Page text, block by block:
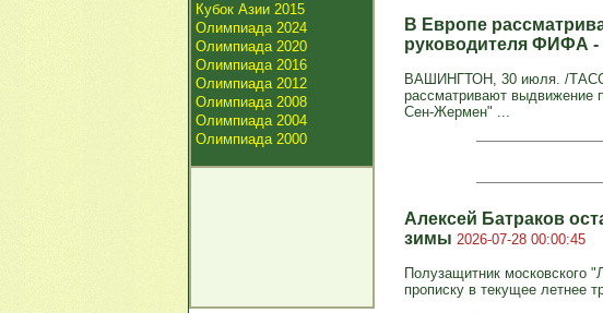
Кубок Азии 2015
Олимпиада 2024
Олимпиада 2020
Олимпиада 2016
Олимпиада 2012
Олимпиада 2008
Олимпиада 2004
Олимпиада 2000
В Европе
руководителя ФИФА -
ВАШИНГТОН, 30 июля. /ТАСС/
рассматривают выдвижение
Сен-Жермен" ...
Алексей Батраков
зимы 2026-07-28 00:00:45
Полузащитник московского
прописку в текущее летнее